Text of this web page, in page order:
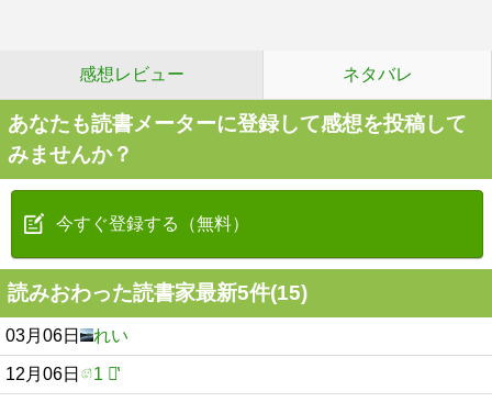
感想レビュー ネタバレ
あなたも読書メーターに登録して感想を投稿して
みませんか？
今すぐ登録する（無料）
読みおわった読書家最新5件(15)
03月06日 れい
12月06日 1 ㄣ̔